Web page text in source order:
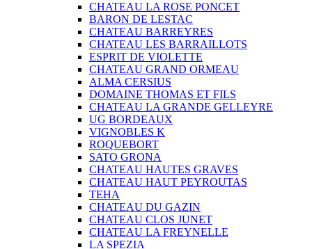
CHATEAU LA ROSE PONCET
BARON DE LESTAC
CHATEAU BARREYRES
CHATEAU LES BARRAILLOTS
ESPRIT DE VIOLETTE
CHATEAU GRAND ORMEAU
ALMA CERSIUS
DOMAINE THOMAS ET FILS
CHATEAU LA GRANDE GELLEYRE
UG BORDEAUX
VIGNOBLES K
ROQUEBORT
SATO GRONA
CHATEAU HAUTES GRAVES
CHATEAU HAUT PEYROUTAS
TEHA
CHATEAU DU GAZIN
CHATEAU CLOS JUNET
CHATEAU LA FREYNELLE
LA SPEZIA